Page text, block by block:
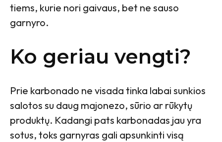
tiems, kurie nori gaivaus, bet ne sauso
garnyro.
Ko geriau vengti?
Prie karbonado ne visada tinka labai sunkios
salotos su daug majonezo, sūrio ar rūkytų
produktų. Kadangi pats karbonadas jau yra
sotus, toks garnyras gali apsunkinti visą